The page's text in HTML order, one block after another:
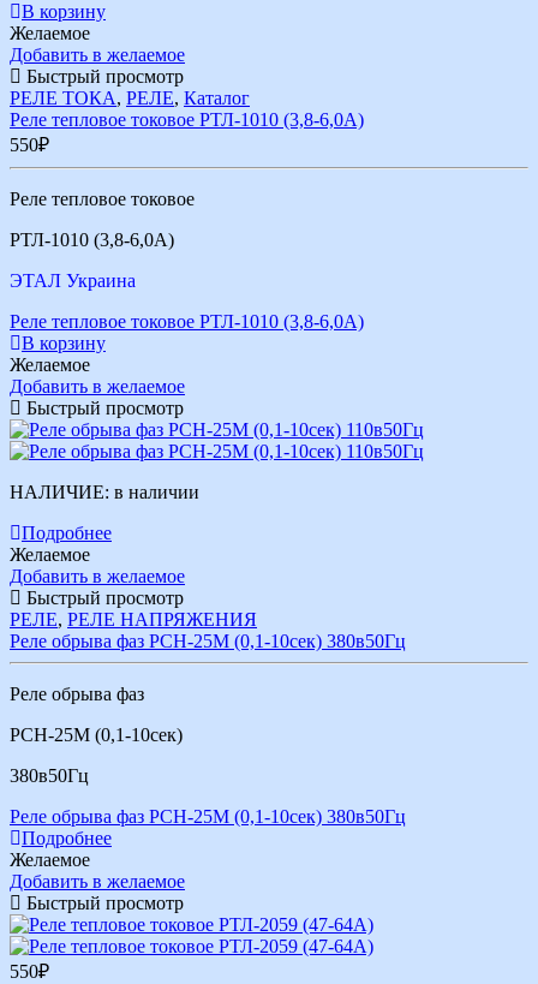
В корзину
Желаемое
Добавить в желаемое
Быстрый просмотр
РЕЛЕ ТОКА, РЕЛЕ, Каталог
Реле тепловое токовое РТЛ-1010 (3,8-6,0А)
550₽
Реле тепловое токовое
РТЛ-1010 (3,8-6,0А)
ЭТАЛ Украина
Реле тепловое токовое РТЛ-1010 (3,8-6,0А)
В корзину
Желаемое
Добавить в желаемое
Быстрый просмотр
НАЛИЧИЕ: в наличии
Подробнее
Желаемое
Добавить в желаемое
Быстрый просмотр
РЕЛЕ, РЕЛЕ НАПРЯЖЕНИЯ
Реле обрыва фаз РСН-25М (0,1-10сек) 380в50Гц
Реле обрыва фаз
РСН-25М (0,1-10сек)
380в50Гц
Реле обрыва фаз РСН-25М (0,1-10сек) 380в50Гц
Подробнее
Желаемое
Добавить в желаемое
Быстрый просмотр
550₽